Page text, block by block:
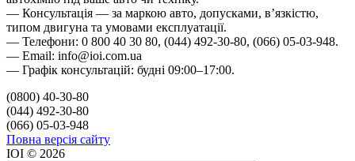
— Консультація — за маркою авто, допусками, в’язкістю,
типом двигуна та умовами експлуатації.
— Телефони: 0 800 40 30 80, (044) 492-30-80, (066) 05-03-948.
— Email: info@ioi.com.ua
— Графік консультацій: будні 09:00–17:00.
(0800) 40-30-80
(044) 492-30-80
(066) 05-03-948
Повна версія сайту
IOI © 2026